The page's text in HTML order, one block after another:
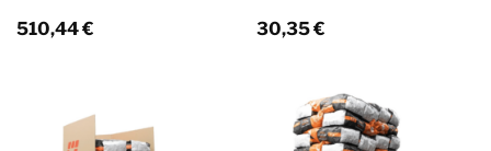
510,44€
30,35€